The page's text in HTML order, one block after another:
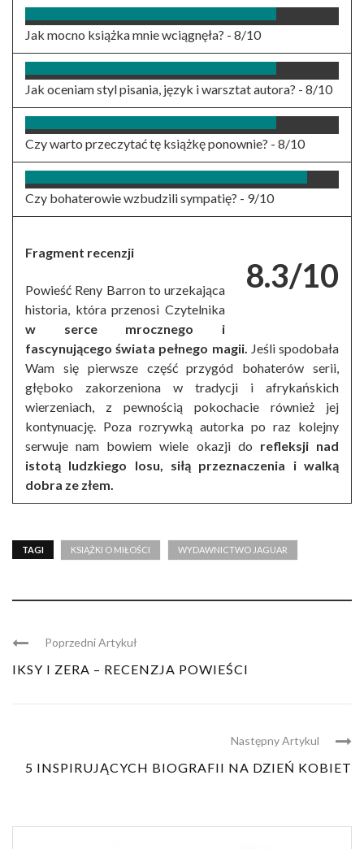
Jak mocno książka mnie wciągnęła? - 8/10
Jak oceniam styl pisania, język i warsztat autora? - 8/10
Czy warto przeczytać tę książkę ponownie? - 8/10
Czy bohaterowie wzbudzili sympatię? - 9/10
8.3/10
Fragment recenzji
Powieść Reny Barron to urzekająca
historia, która przenosi Czytelnika
w serce mrocznego i
fascynującego świata pełnego magii. Jeśli spodobała
Wam się pierwsze część przygód bohaterów serii,
głęboko zakorzeniona w tradycji i afrykańskich
wierzeniach, z pewnością pokochacie również jej
kontynuację. Poza rozrywką autorka po raz kolejny
serwuje nam bowiem wiele okazji do refleksji nad
istotą ludzkiego losu, siłą przeznaczenia i walką
dobra ze złem.
TAGI KSIĄŻKI O MIŁOŚCI WYDAWNICTWO JAGUAR
Poprzedni Artykuł
IKSY I ZERA – RECENZJA POWIEŚCI
Następny Artykul
5 INSPIRUJĄCYCH BIOGRAFII NA DZIEŃ KOBIET